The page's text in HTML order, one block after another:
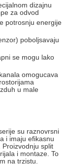
dizajnu
za odvod
potrosnju energije
poboljsavaju
se mogu lako
omogucava
u male
su raznovrsni
i imaju efikasnu
split
i montaze. To
na trzistu.